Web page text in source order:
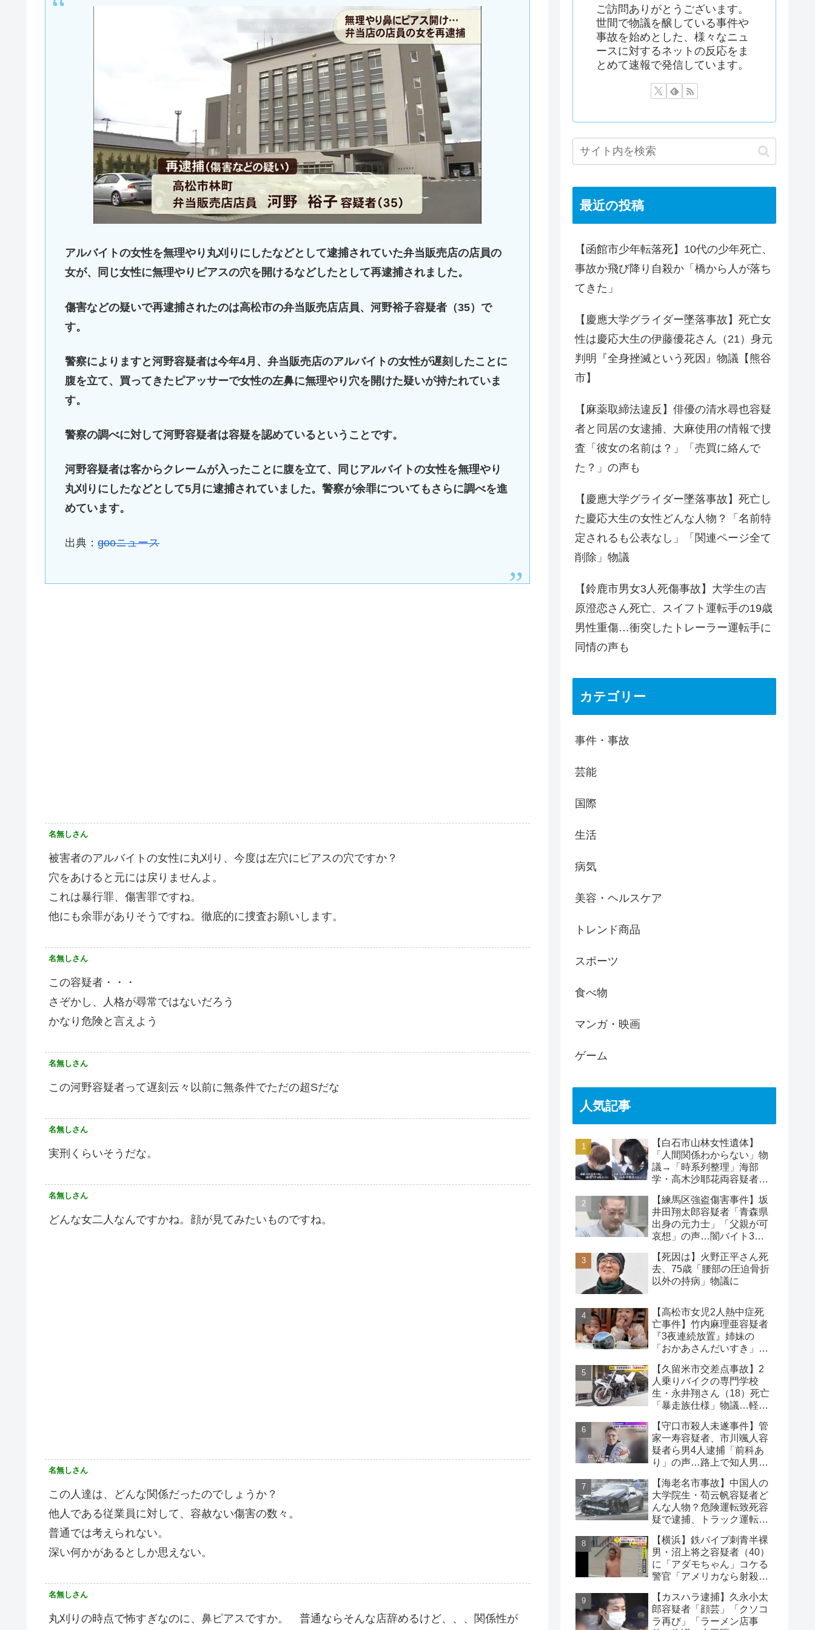
アルバイトの女性を無理やり丸刈りにしたなどとして逮捕されていた弁当販売店の店員の
女が、同じ女性に無理やりピアスの穴を開けるなどしたとして再逮捕されました。
傷害などの疑いで再逮捕されたのは高松市の弁当販売店店員、河野裕子容疑者（35）で
す。
警察によりますと河野容疑者は今年4月、弁当販売店のアルバイトの女性が遅刻したことに
腹を立て、買ってきたピアッサーで女性の左鼻に無理やり穴を開けた疑いが持たれていま
す。
警察の調べに対して河野容疑者は容疑を認めているということです。
河野容疑者は客からクレームが入ったことに腹を立て、同じアルバイトの女性を無理やり
丸刈りにしたなどとして5月に逮捕されていました。警察が余罪についてもさらに調べを進
めています。
出典：gooニュース
名無しさん
被害者のアルバイトの女性に丸刈り、今度は左穴にピアスの穴ですか？
穴をあけると元には戻りませんよ。
これは暴行罪、傷害罪ですね。
他にも余罪がありそうですね。徹底的に捜査お願いします。
名無しさん
この容疑者・・・
さぞかし、人格が尋常ではないだろう
かなり危険と言えよう
名無しさん
この河野容疑者って遅刻云々以前に無条件でただの超Sだな
名無しさん
実刑くらいそうだな。
名無しさん
どんな女二人なんですかね。顔が見てみたいものですね。
名無しさん
この人達は、どんな関係だったのでしょうか？
他人である従業員に対して、容赦ない傷害の数々。
普通では考えられない。
深い何かがあるとしか思えない。
名無しさん
丸刈りの時点で怖すぎなのに、鼻ピアスですか。 普通ならそんな店辞めるけど、、、関係性が
ご訪問ありがとうございます。
世間で物議を醸している事件や
事故を始めとした、様々なニュ
ースに対するネットの反応をま
とめて速報で発信しています。
最近の投稿
【函館市少年転落死】10代の少年死亡、
事故か飛び降り自殺か「橋から人が落ち
てきた」
【慶應大学グライダー墜落事故】死亡女
性は慶応大生の伊藤優花さん（21）身元
判明『全身挫滅という死因』物議【熊谷
市】
【麻薬取締法違反】俳優の清水尋也容疑
者と同居の女逮捕、大麻使用の情報で捜
査「彼女の名前は？」「売買に絡んで
た？」の声も
【慶應大学グライダー墜落事故】死亡し
た慶応大生の女性どんな人物？「名前特
定されるも公表なし」「関連ページ全て
削除」物議
【鈴鹿市男女3人死傷事故】大学生の吉
原澄恋さん死亡、スイフト運転手の19歳
男性重傷…衝突したトレーラー運転手に
同情の声も
カテゴリー
事件・事故
芸能
国際
生活
病気
美容・ヘルスケア
トレンド商品
スポーツ
食べ物
マンガ・映画
ゲーム
人気記事
【白石市山林女性遺体】
「人間関係わからない」物
議→「時系列整理」海部
学・高木沙耶花両容疑者、
な事件
【練馬区強盗傷害事件】坂
井田翔太郎容疑者「青森県
出身の元力士」「父親が可
哀想」の声…闇バイト3人
【死因は】火野正平さん死
去、75歳「腰部の圧迫骨折
以外の持病」物議に
【高松市女児2人熱中症死
亡事件】竹内麻理亜容疑者
『3夜連続放置』姉妹の
「おかあさんだいすき」折
論
【久留米市交差点事故】2
人乗りバイクの専門学校
生・永井翔さん（18）死亡
「暴走族仕様」物議…軽自
【守口市殺人未遂事件】管
家一寿容疑者、市川颯人容
疑者ら男4人逮捕「前科あ
り」の声…路上で知人男性
【海老名市事故】中国人の
大学院生・苟云帆容疑者ど
んな人物？危険運転致死容
疑で逮捕、トラック運転
【横浜】鉄パイプ刺青半裸
男・沼上将之容疑者（40）
に「アダモちゃん」コケる
警官「アメリカなら射殺」
【カスハラ逮捕】久永小太
郎容疑者「顔芸」「クソコ
ラ再び」「ラーメン店事